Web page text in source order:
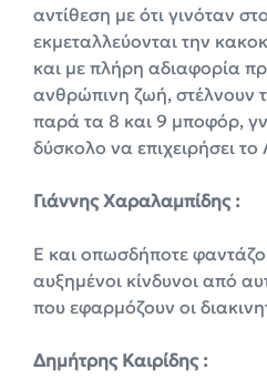
αντίθεση με ότι γινόταν
εκμεταλλεύονται την
και με πλήρη αδιαφορία
ανθρώπινη ζωή, στέλνουν
παρά τα 8 και 9 μποφόρ,
δύσκολο να επιχειρήσει το
Γιάννης Χαραλαμπίδης :
Ε και οπωσδήποτε
αυξημένοι κίνδυνοι από
που εφαρμόζουν οι
Δημήτρης Καιρίδης :